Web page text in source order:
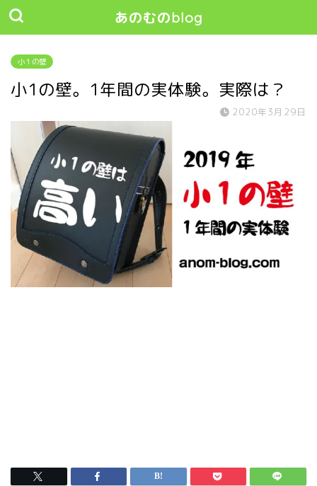
あのむのblog
小１の壁
小1の壁。1年間の実体験。実際は？
2020年3月29日